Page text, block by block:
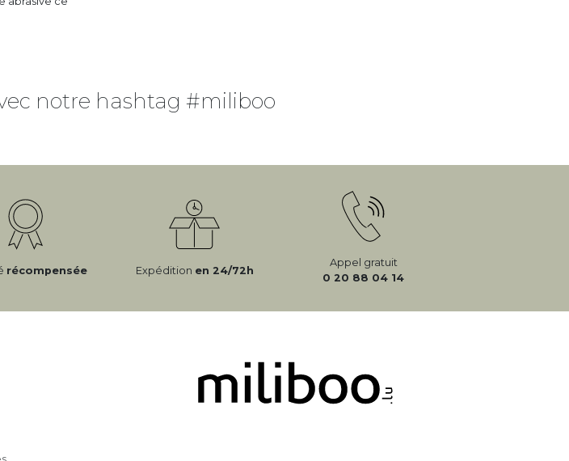
notre hashtag #miliboo
récompensée Expédition en 24/72h
Appel gratuit
0 20 88 04 14